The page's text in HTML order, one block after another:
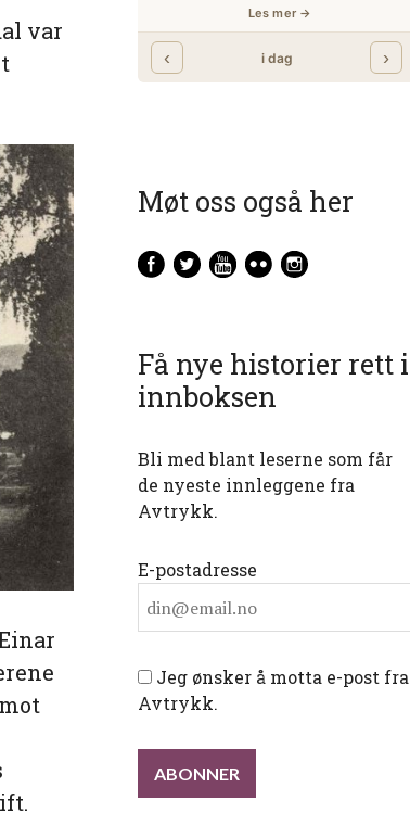
var
Møt oss også her
Få nye historier rett i
innboksen
Bli med blant leserne som får
de nyeste innleggene fra
Avtrykk.
E-postadresse
Jeg ønsker å motta e-post fra
Avtrykk.